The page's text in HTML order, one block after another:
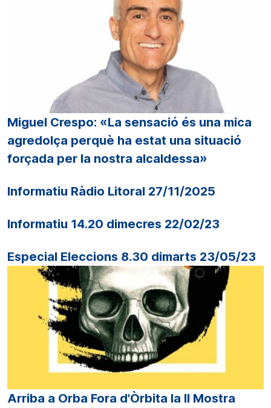
Miguel Crespo: «La sensació és una mica
agredolça perquè ha estat una situació
forçada per la nostra alcaldessa»
Informatiu Ràdio Litoral 27/11/2025
Informatiu 14.20 dimecres 22/02/23
Especial Eleccions 8.30 dimarts 23/05/23
Arriba a Orba Fora d'Òrbita la II Mostra